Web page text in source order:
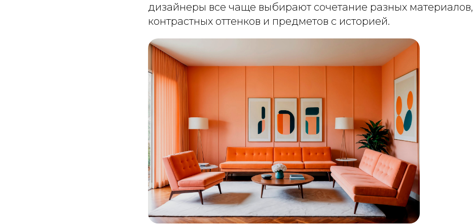
дизайнеры все чаще выбирают сочетание разных материалов,
контрастных оттенков и предметов с историей.